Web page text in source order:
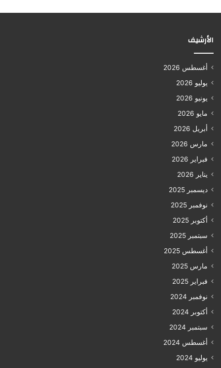
الأرشيف
أغسطس 2026
يوليو 2026
يونيو 2026
مايو 2026
أبريل 2026
مارس 2026
فبراير 2026
يناير 2026
ديسمبر 2025
نوفمبر 2025
أكتوبر 2025
سبتمبر 2025
أغسطس 2025
مارس 2025
فبراير 2025
نوفمبر 2024
أكتوبر 2024
سبتمبر 2024
أغسطس 2024
يوليو 2024